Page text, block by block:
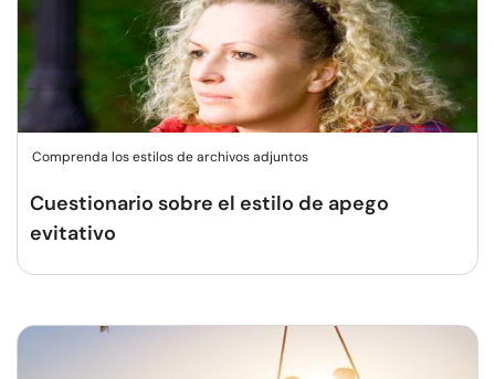
Comprenda los estilos de archivos adjuntos
Cuestionario sobre el estilo de apego
evitativo